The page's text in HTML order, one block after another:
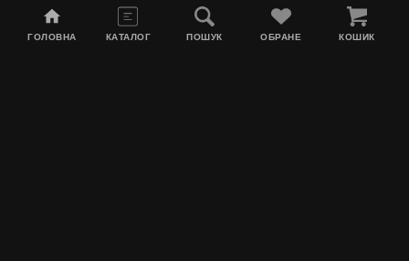
ГОЛОВНА КАТАЛОГ ПОШУК ОБРАНЕ КОШИК